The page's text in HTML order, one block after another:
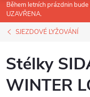
Během letních prázdnin
UZAVŘENA.
SJEZDOVÉ LYŽOVÁNÍ
Stélky
WINTER